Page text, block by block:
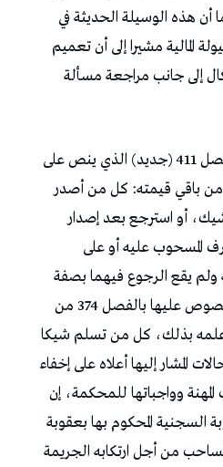
هذه الوسيلة الحديثة في
المالية مشيرا إلى أن تعميم
إلى جانب مراجعة مسألة
الفصل 411 (جديد) الذي ينص على
من باقي قيمته: كل من أصدر
أو استرجع بعد إصدار
المسحوب عليه أو على
يقع الرجوع فيهما بصفة
قانونية، كل من اعترض على خلاص الشيك لدى المسحوب عليه في غير الصور المنصوص عليها بالفصل 374 من
علمه بذلك، كل من تسلم شيكا
إليها أعلاه على إخفاء
المهنة وواجباتها للمحكمة، إن
المحكوم بها بعقوبة
من أجل ارتكابه الجريمة